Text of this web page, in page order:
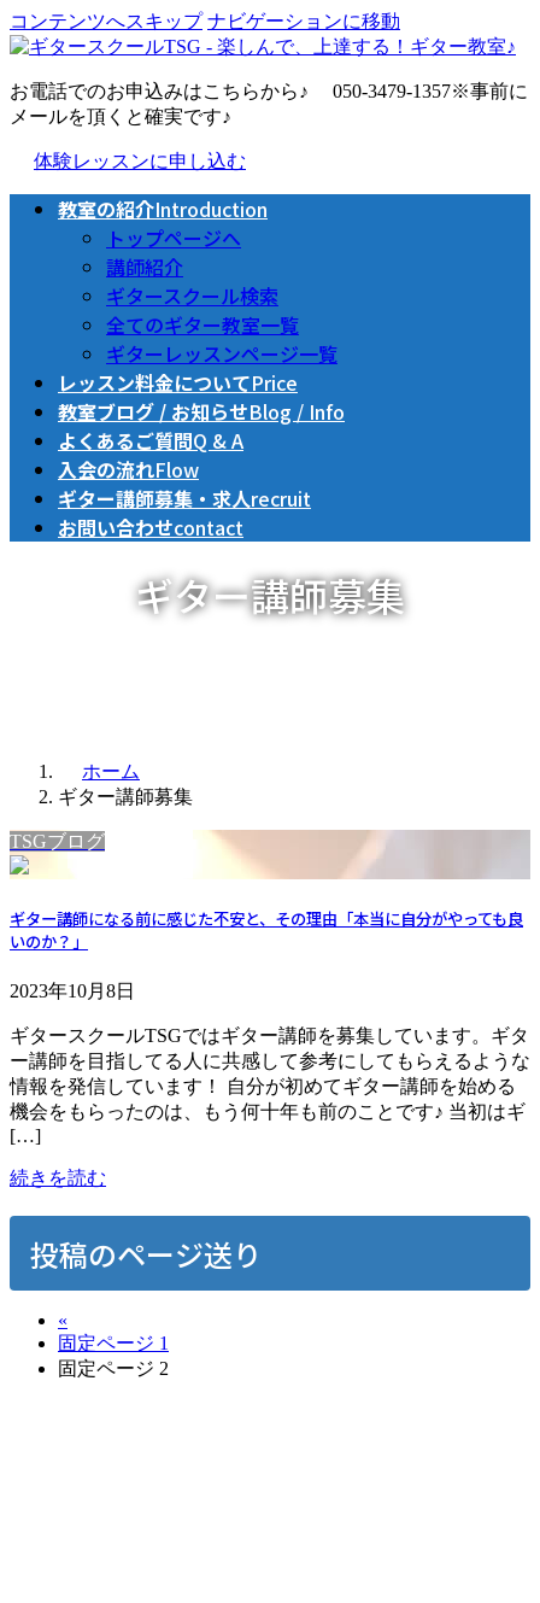
コンテンツへスキップ ナビゲーションに移動
お電話でのお申込みはこちらから♪ 050-3479-1357※事前に
メールを頂くと確実です♪
体験レッスンに申し込む
教室の紹介Introduction
トップページへ
講師紹介
ギタースクール検索
全てのギター教室一覧
ギターレッスンページ一覧
レッスン料金についてPrice
教室ブログ / お知らせBlog / Info
よくあるご質問Q & A
入会の流れFlow
ギター講師募集・求人recruit
お問い合わせcontact
ギター講師募集
ホーム
ギター講師募集
TSGブログ
ギター講師になる前に感じた不安と、その理由「本当に自分がやっても良
いのか？」
2023年10月8日
ギタースクールTSGではギター講師を募集しています。ギタ
ー講師を目指してる人に共感して参考にしてもらえるような
情報を発信しています！ 自分が初めてギター講師を始める
機会をもらったのは、もう何十年も前のことです♪ 当初はギ
[…]
続きを読む
投稿のページ送り
«
固定ページ 1
固定ページ 2